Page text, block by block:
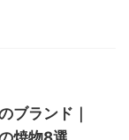
ブランド｜